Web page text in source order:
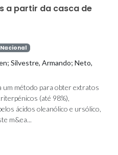
a partir da casca de
Nacional
Silvestre, Armando; Neto,
um método para obter extratos
(até 98%),
ácidos oleanólico e ursólico,
m&ea...